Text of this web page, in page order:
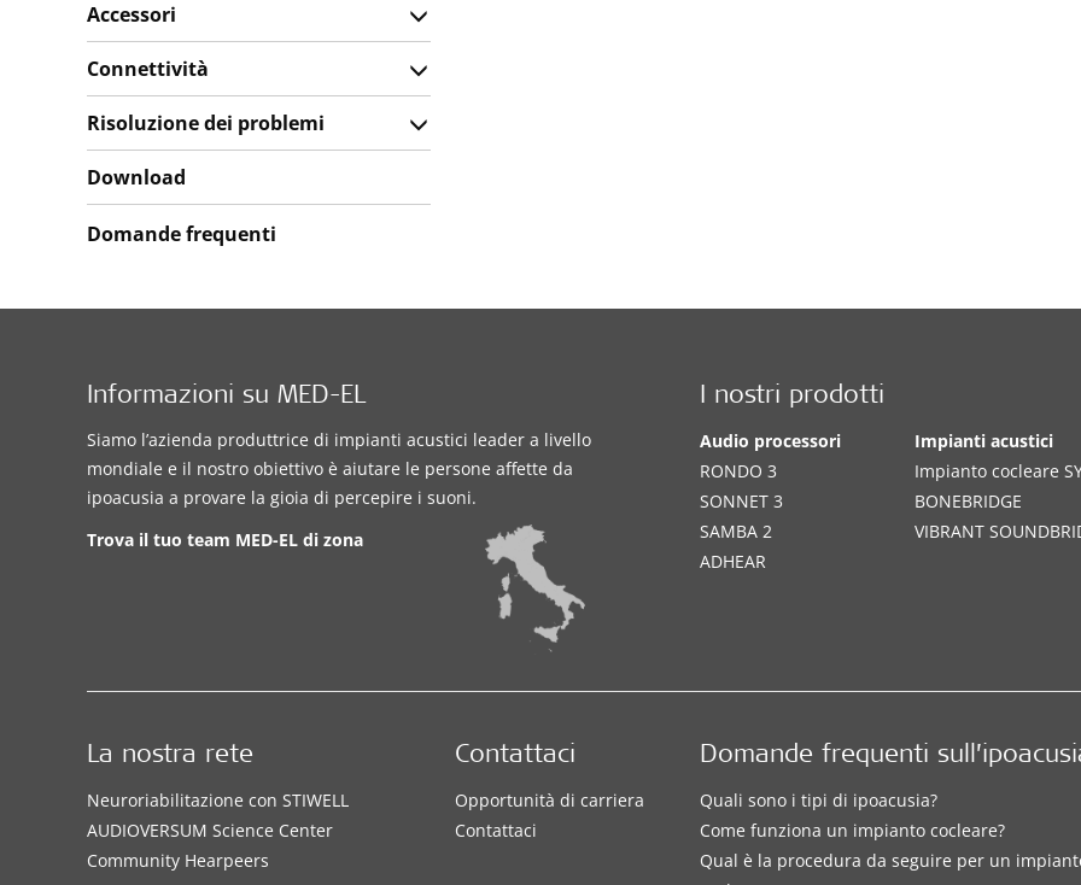
Accessori
Connettività
Risoluzione dei problemi
Download
Domande frequenti
Informazioni su MED-EL
Siamo l’azienda produttrice di impianti acustici leader a livello
mondiale e il nostro obiettivo è aiutare le persone affette da
ipoacusia a provare la gioia di percepire i suoni.
Trova il tuo team MED-EL di zona
I nostri prodotti
Audio processori
RONDO 3
SONNET 3
SAMBA 2
ADHEAR
Impianti acustici
Impianto cocleare
BONEBRIDGE
VIBRANT
Domande frequenti
Quali sono i tipi di ipoacusia?
Come funziona un impianto cocleare?
Qual è la procedura da seguire per un
La nostra rete
Neuroriabilitazione con STIWELL
AUDIOVERSUM Science Center
Community Hearpeers
Contattaci
Opportunità di carriera
Contattaci